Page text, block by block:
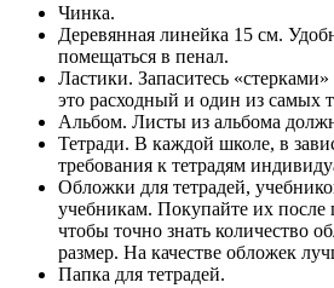
Чинка.
Деревянная линейка 15 см.
помещаться в пенал.
Ластики. Запаситесь
это расходный и один из самых
Альбом. Листы из альбома
Тетради. В каждой школе, в
требования к тетрадям
Обложки для тетрадей,
учебникам. Покупайте их после
чтобы точно знать количество
размер. На качестве обложек
Папка для тетрадей.